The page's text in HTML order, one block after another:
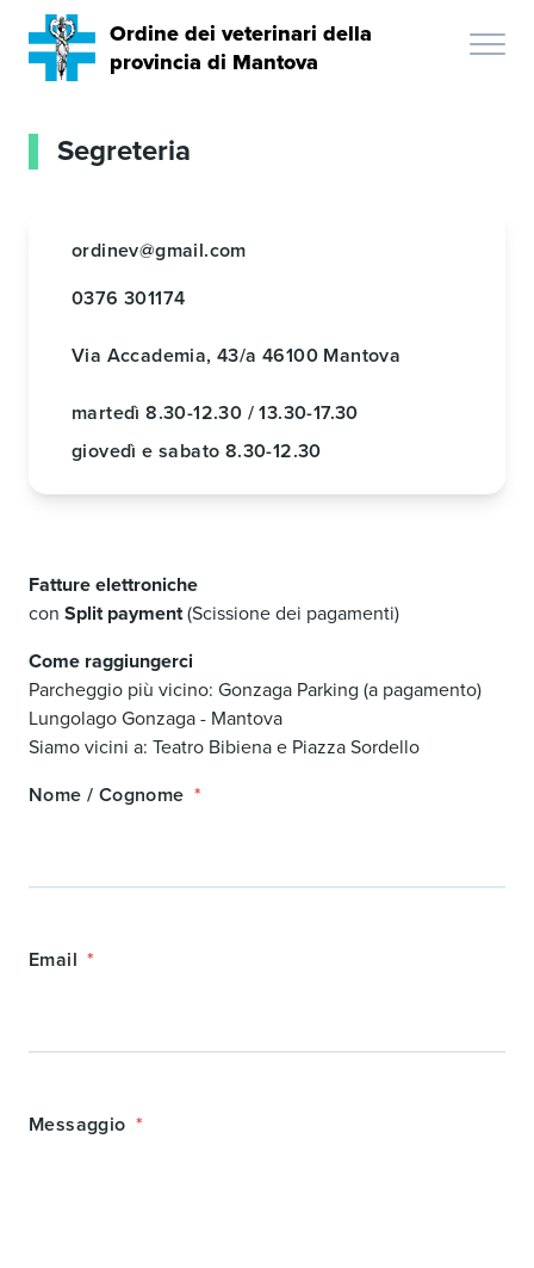
Ordine dei veterinari della
provincia di Mantova
Segreteria
ordinev@gmail.com
0376 301174
Via Accademia, 43/a 46100 Mantova
martedì 8.30-12.30 / 13.30-17.30
giovedì e sabato 8.30-12.30
Fatture elettroniche
con Split payment(Scissione dei pagamenti)
Come raggiungerci
Parcheggio più vicino: Gonzaga Parking (a pagamento)
Lungolago Gonzaga - Mantova
Siamo vicini a: Teatro Bibiena e Piazza Sordello
Nome / Cognome
Email
Messaggio